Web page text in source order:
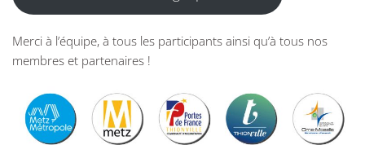
Merci à l’équipe, à tous les participants ainsi qu’à tous nos
membres et partenaires !